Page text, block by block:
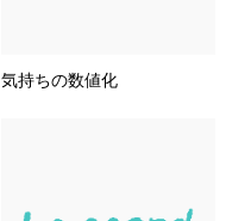
気持ちの数値化